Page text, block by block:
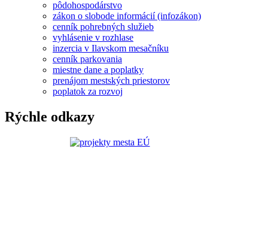
pôdohospodárstvo
zákon o slobode informácií (infozákon)
cenník pohrebných služieb
vyhlásenie v rozhlase
inzercia v Ilavskom mesačníku
cenník parkovania
miestne dane a poplatky
prenájom mestských priestorov
poplatok za rozvoj
Rýchle odkazy